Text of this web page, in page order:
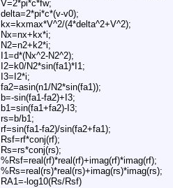
V=2*pi*c*fw;
delta=2*pi*c*(v-v0);
kx=kxmax*V^2/(4*delta^2+V^2);
Nx=nx+kx*i;
N2=n2+k2*i;
I1=d*(Nx^2-N2^2);
I2=k0/N2*sin(fa1)*I1;
I3=I2*i;
fa2=asin(n1/N2*sin(fa1));
b=-sin(fa1-fa2)+I3;
b1=sin(fa1+fa2)-I3;
rs=b/b1;
rf=sin(fa1-fa2)/sin(fa2+fa1);
Rsf=rf*conj(rf);
Rs=rs*conj(rs);
%Rsf=real(rf)*real(rf)+imag(rf)*imag(rf);
%Rs=real(rs)*real(rs)+imag(rs)*imag(rs);
RA1=-log10(Rs/Rsf)